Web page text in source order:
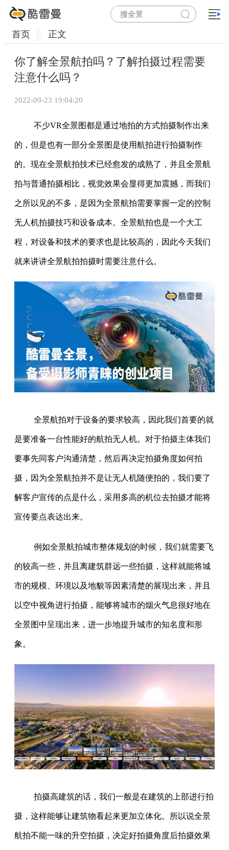
首页 正文
你了解全景航拍吗？了解拍摄过程需要
注意什么吗？
2022-09-23 19:04:20
不少VR全景图都是通过地拍的方式拍摄制作出来
的，但是也有一部分全景图是使用航拍进行拍摄制作
的。现在全景航拍技术已经愈发的成熟了，并且全景航
拍与普通拍摄相比，视觉效果会显得更加震撼，而我们
之所以见的不多，是因为全景航拍需要掌握一定的控制
无人机拍摄技巧和设备成本。全景航拍也是一个大工
程，对设备和技术的要求也是比较高的，因此今天我们
就来讲讲全景航拍拍摄时需要注意什么。
全景航拍对于设备的要求较高，因此我们首要的就
是要准备一台性能好的航拍无人机。对于拍摄主体我们
要事先同客户沟通清楚，然后再决定拍摄角度如何拍
摄，因为全景航拍并不是让无人机随便拍的，我们要了
解客户宣传的点是什么，采用多高的机位去拍摄才能将
宣传要点表达出来。
例如全景航拍城市整体规划的时候，我们就需要飞
的较高一些，并且离建筑群远一些拍摄，这样就能将城
市的规模、环境以及地貌等因素清楚的展现出来，并且
以空中视角进行拍摄，能够将城市的烟火气息很好地在
全景图中呈现出来，进一步地提升城市的知名度和形
象。
拍摄高建筑的话，我们一般是在建筑的上部进行拍
摄，这样能够让建筑物看起来更加立体化。所以说全景
航拍不能一味的升空拍摄，决定好拍摄角度后拍摄效果